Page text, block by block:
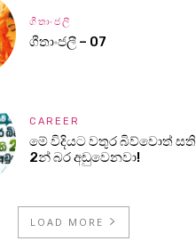
ගීතාංජලී
ගීතාංජලී – 07
CAREER
මේ විදියට වතුර බිව්වොත් සති
2න් බර අඩුවෙනවා!
LOAD MORE